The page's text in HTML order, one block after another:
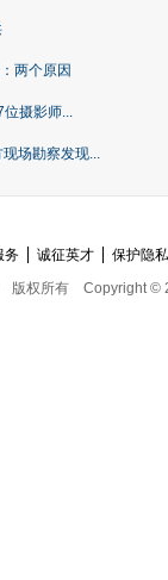
两个原因
位摄影师...
场勘察发现...
务 诚征英才
保护隐
版权所有 Copyright ©